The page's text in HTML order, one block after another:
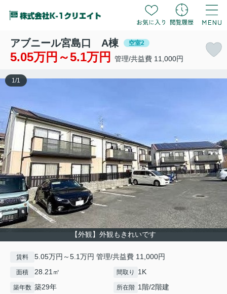
アブニール宮島口 A棟 空室2
5.05万円～5.1万円 管理/共益費 11,000円
【外観】外観もきれいです
1 /1
賃料 5.05万円～5.1万円 管理/共益費 11,000円
面積 28.21㎡ 間取り 1K
築年数 築29年 所在階 1階/2階建